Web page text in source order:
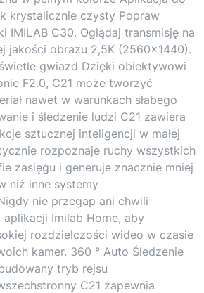
krystalicznie czysty Popraw
IMILAB C30. Oglądaj transmisję na
jakości obrazu 2,5K (2560×1440).
gwiazd Dzięki obiektywowi
F2.0, C21 może tworzyć
nawet w warunkach słabego
i śledzenie ludzi C21 zawiera
sztucznej inteligencji w małej
rozpoznaje ruchy wszystkich
zasięgu i generuje znacznie mniej
niż inne systemy
nie przegap ani chwili
Imilab Home, aby
rozdzielczości wideo w czasie
kamer. 360 ° Auto Śledzenie
tryb rejsu
C21 zapewnia